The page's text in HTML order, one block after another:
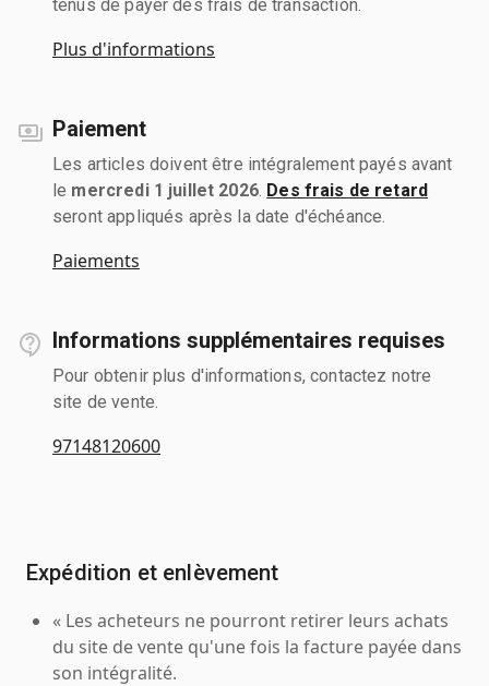
tenus de payer des frais de transaction.
Plus d'informations
Paiement
Les articles doivent être intégralement payés avant
le mercredi 1 juillet 2026. Des frais de retard
seront appliqués après la date d'échéance.
Paiements
Informations supplémentaires requises
Pour obtenir plus d'informations, contactez notre
site de vente.
97148120600
Expédition et enlèvement
« Les acheteurs ne pourront retirer leurs achats
du site de vente qu'une fois la facture payée dans
son intégralité.